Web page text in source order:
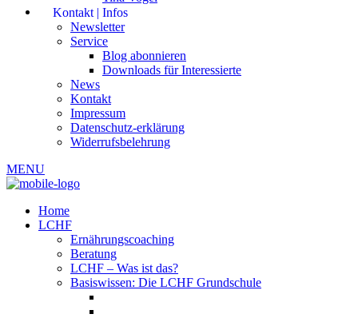
Kontakt | Infos
Newsletter
Service
Blog abonnieren
Downloads für Interessierte
News
Kontakt
Impressum
Datenschutz-erklärung
Widerrufsbelehrung
MENU
Home
LCHF
Ernährungscoaching
Beratung
LCHF – Was ist das?
Basiswissen: Die LCHF Grundschule